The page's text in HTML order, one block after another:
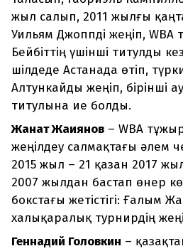
жыл салып, 2011 жылғы
Уильям Джоппді жеңіп, WBA
Бейбіттің үшінші титулды
шілдеде Астанада өтіп,
Алтункайды жеңіп, бірінші
титулына ие болды.
Жанат Жақиянов – WBA
жеңілдеу салмақтағы әлем
2015 жыл – 21 қазан 2017
2007 жылдан бастап өнер
бокстағы жетістігі: Ғалым
халықаралық турнирдің
Геннадий Головкин –